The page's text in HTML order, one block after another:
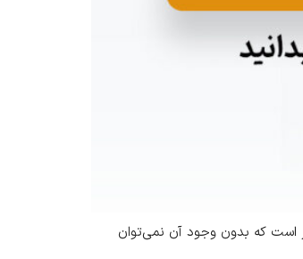
است که بدون وجود آن نمی‌توان